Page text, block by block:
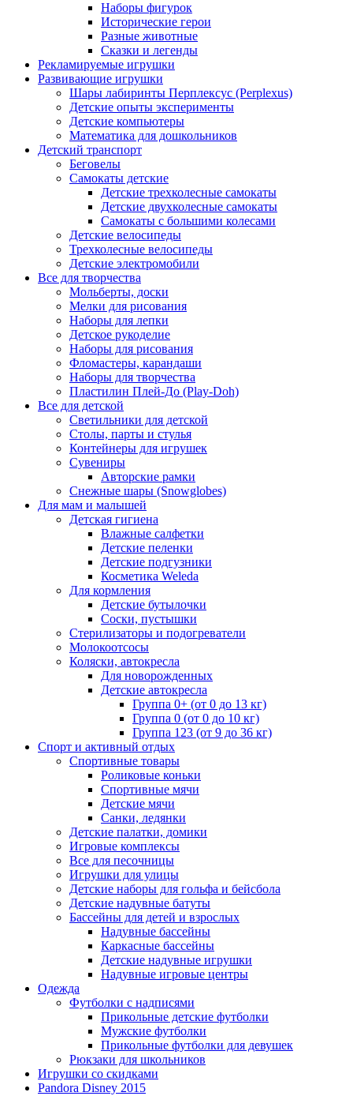
Наборы фигурок
Исторические герои
Разные животные
Сказки и легенды
Рекламируемые игрушки
Развивающие игрушки
Шары лабиринты Перплексус (Perplexus)
Детские опыты эксперименты
Детские компьютеры
Математика для дошкольников
Детский транспорт
Беговелы
Самокаты детские
Детские трехколесные самокаты
Детские двухколесные самокаты
Самокаты с большими колесами
Детские велосипеды
Трехколесные велосипеды
Детские электромобили
Все для творчества
Мольберты, доски
Мелки для рисования
Наборы для лепки
Детское рукоделие
Наборы для рисования
Фломастеры, карандаши
Наборы для творчества
Пластилин Плей-До (Play-Doh)
Все для детской
Светильники для детской
Столы, парты и стулья
Контейнеры для игрушек
Сувениры
Авторские рамки
Снежные шары (Snowglobes)
Для мам и малышей
Детская гигиена
Влажные салфетки
Детские пеленки
Детские подгузники
Косметика Weleda
Для кормления
Детские бутылочки
Соски, пустышки
Стерилизаторы и подогреватели
Молокоотсосы
Коляски, автокресла
Для новорожденных
Детские автокресла
Группа 0+ (от 0 до 13 кг)
Группа 0 (от 0 до 10 кг)
Группа 123 (от 9 до 36 кг)
Спорт и активный отдых
Спортивные товары
Роликовые коньки
Спортивные мячи
Детские мячи
Санки, ледянки
Детские палатки, домики
Игровые комплексы
Все для песочницы
Игрушки для улицы
Детские наборы для гольфа и бейсбола
Детские надувные батуты
Бассейны для детей и взрослых
Надувные бассейны
Каркасные бассейны
Детские надувные игрушки
Надувные игровые центры
Одежда
Футболки с надписями
Прикольные детские футболки
Мужские футболки
Прикольные футболки для девушек
Рюкзаки для школьников
Игрушки со скидками
Pandora Disney 2015